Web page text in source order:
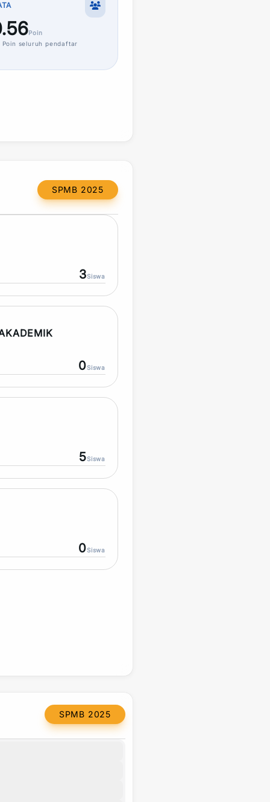
Poin
Poin seluruh pendaftar
SPMB 2025
3Siswa
0Siswa
5Siswa
0Siswa
SPMB 2025